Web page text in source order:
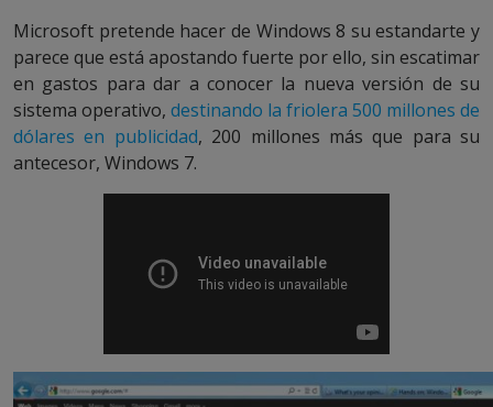
Microsoft pretende hacer de Windows 8 su estandarte y
parece que está apostando fuerte por ello, sin escatimar
en gastos para dar a conocer la nueva versión de su
sistema operativo, destinando la friolera 500 millones de
dólares en publicidad, 200 millones más que para su
antecesor, Windows 7.